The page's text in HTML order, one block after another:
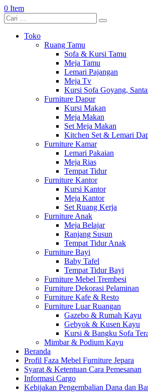
0 Item
Toko
Ruang Tamu
Sofa & Kursi Tamu
Meja Tamu
Lemari Pajangan
Meja Tv
Kursi Sofa Goyang,
Furniture Dapur
Kursi Makan
Meja Makan
Set Meja Makan
Kitchen Set & Lemari
Furniture Kamar
Lemari Pakaian
Meja Rias
Tempat Tidur
Furniture Kantor
Kursi Kantor
Meja Kantor
Set Ruang Kerja
Furniture Anak
Meja Belajar
Ranjang Susun
Tempat Tidur Anak
Furniture Bayi
Baby Tafel
Tempat Tidur Bayi
Furniture Mebel Trembesi
Furniture Dekorasi Pelaminan
Furniture Kafe & Resto
Furniture Luar Ruangan
Gazebo & Rumah Kayu
Gebyok & Kusen Kayu
Kursi & Bangku Sofa
Mimbar & Podium Kayu
Beranda
Profil Faza Mebel Furniture Jepara
Syarat & Ketentuan Cara Pemesanan
Informasi Cargo
Kebijakan Pengembalian Dana dan